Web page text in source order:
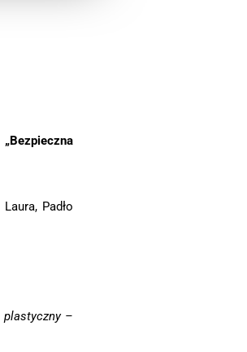
„Bezpieczna
Padło
plastyczny –